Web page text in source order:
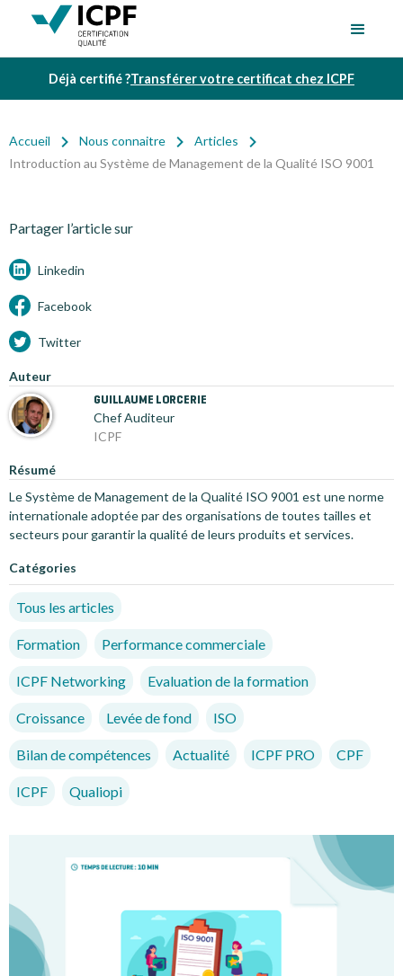
Déjà certifié ?Transférer votre certificat chez ICPF
Accueil Nous connaitre
Articles
Introduction au Système de Management de la Qualité ISO 9001
Partager l’article sur
Linkedin
Facebook
Twitter
Auteur
GUILLAUME LORCERIE
Chef Auditeur
ICPF
Résumé
Le Système de Management de la Qualité ISO 9001 est une norme
internationale adoptée par des organisations de toutes tailles et
secteurs pour garantir la qualité de leurs produits et services.
Catégories
Tous les articles
Formation Performance commerciale
ICPF Networking Evaluation de la formation
Croissance Levée de fond ISO
Bilan de compétences Actualité ICPF PRO CPF
ICPF Qualiopi